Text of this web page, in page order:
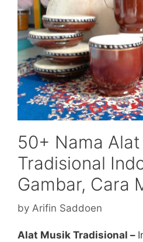
50+ Nama
Tradisional
Gambar, Cara
by Arifin Saddoen
Alat Musik Tradisional –